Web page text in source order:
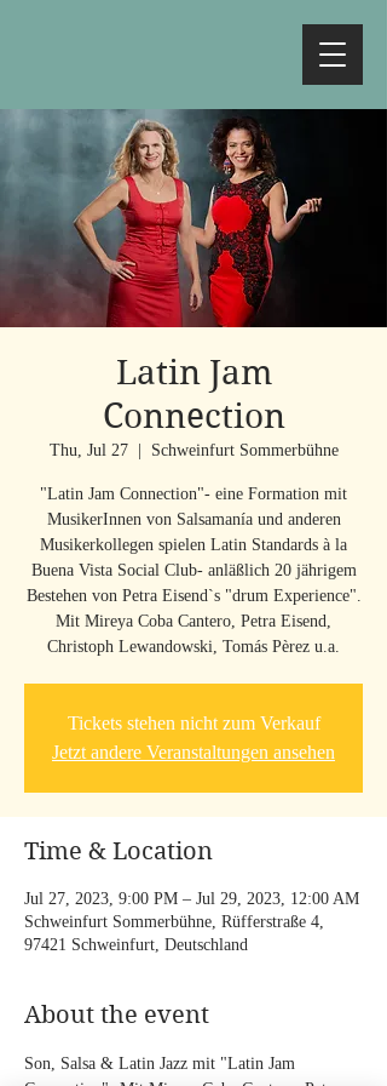
Latin Jam
Connection
Thu, Jul 27
  |
Schweinfurt Sommerbühne
"Latin Jam Connection"- eine Formation mit
MusikerInnen von Salsamanía und anderen
Musikerkollegen spielen Latin Standards à la
Buena Vista Social Club- anläßlich 20 jährigem
Bestehen von Petra Eisend`s "drum Experience".
Mit Mireya Coba Cantero, Petra Eisend,
Christoph Lewandowski, Tomás Pèrez u.a.
Tickets stehen nicht zum Verkauf
Jetzt andere Veranstaltungen ansehen
Time & Location
Jul 27, 2023, 9:00 PM – Jul 29, 2023, 12:00 AM
Schweinfurt Sommerbühne, Rüfferstraße 4,
97421 Schweinfurt, Deutschland
About the event
Son, Salsa & Latin Jazz mit "Latin Jam